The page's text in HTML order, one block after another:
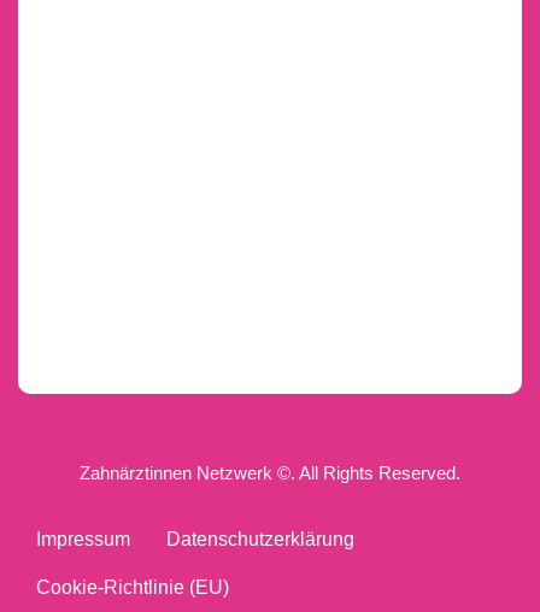
Zahnärztinnen Netzwerk ©. All Rights Reserved.
Impressum Datenschutzerklärung
Cookie-Richtlinie (EU)